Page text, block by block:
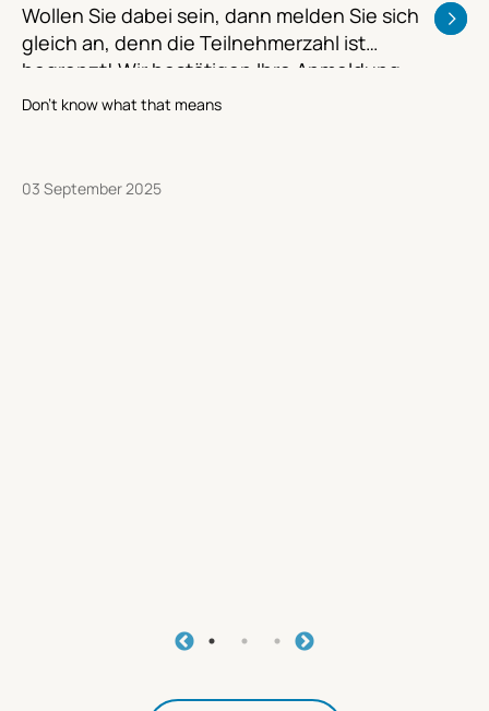
Wollen Sie dabei sein, dann melden Sie sich
gleich an, denn die Teilnehmerzahl ist
begrenzt! Wir bestätigen Ihre Anmeldung
und senden Ihnen die genaue Adresse,
Don't know what that means
03 September 2025